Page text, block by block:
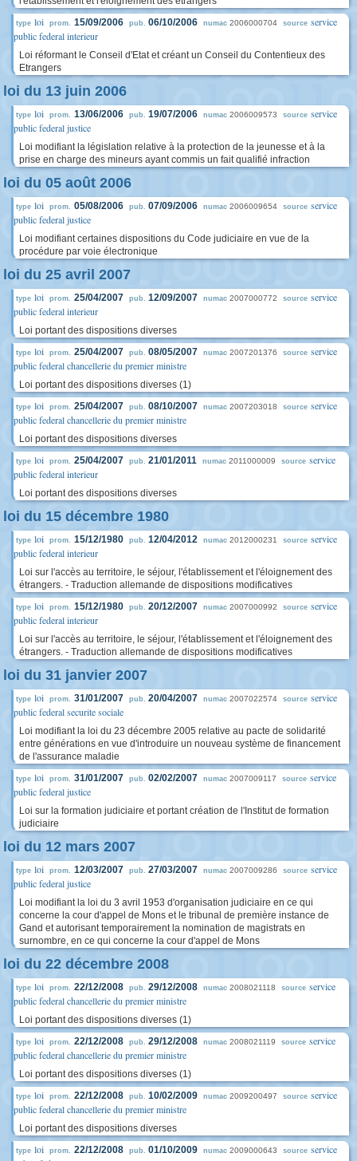
type loi prom. 15/09/2006 pub. 06/10/2006 numac 2006000704 source service
public federal interieur
Loi réformant le Conseil d'Etat et créant un Conseil du Contentieux des
Etrangers
loi du 13 juin 2006
type loi prom. 13/06/2006 pub. 19/07/2006 numac 2006009573 source service
public federal justice
Loi modifiant la législation relative à la protection de la jeunesse et à la
prise en charge des mineurs ayant commis un fait qualifié infraction
loi du 05 août 2006
type loi prom. 05/08/2006 pub. 07/09/2006 numac 2006009654 source service
public federal justice
Loi modifiant certaines dispositions du Code judiciaire en vue de la
procédure par voie électronique
loi du 25 avril 2007
type loi prom. 25/04/2007 pub. 12/09/2007 numac 2007000772 source service
public federal interieur
Loi portant des dispositions diverses
type loi prom. 25/04/2007 pub. 08/05/2007 numac 2007201376 source service
public federal chancellerie du premier ministre
Loi portant des dispositions diverses (1)
type loi prom. 25/04/2007 pub. 08/10/2007 numac 2007203018 source service
public federal chancellerie du premier ministre
Loi portant des dispositions diverses
type loi prom. 25/04/2007 pub. 21/01/2011 numac 2011000009 source service
public federal interieur
Loi portant des dispositions diverses
loi du 15 décembre 1980
type loi prom. 15/12/1980 pub. 12/04/2012 numac 2012000231 source service
public federal interieur
Loi sur l'accès au territoire, le séjour, l'établissement et l'éloignement des
étrangers. - Traduction allemande de dispositions modificatives
type loi prom. 15/12/1980 pub. 20/12/2007 numac 2007000992 source service
public federal interieur
Loi sur l'accès au territoire, le séjour, l'établissement et l'éloignement des
étrangers. - Traduction allemande de dispositions modificatives
loi du 31 janvier 2007
type loi prom. 31/01/2007 pub. 20/04/2007 numac 2007022574 source service
public federal securite sociale
Loi modifiant la loi du 23 décembre 2005 relative au pacte de solidarité
entre générations en vue d'introduire un nouveau système de financement
de l'assurance maladie
type loi prom. 31/01/2007 pub. 02/02/2007 numac 2007009117 source service
public federal justice
Loi sur la formation judiciaire et portant création de l'Institut de formation
judiciaire
loi du 12 mars 2007
type loi prom. 12/03/2007 pub. 27/03/2007 numac 2007009286 source service
public federal justice
Loi modifiant la loi du 3 avril 1953 d'organisation judiciaire en ce qui
concerne la cour d'appel de Mons et le tribunal de première instance de
Gand et autorisant temporairement la nomination de magistrats en
surnombre, en ce qui concerne la cour d'appel de Mons
loi du 22 décembre 2008
type loi prom. 22/12/2008 pub. 29/12/2008 numac 2008021118 source service
public federal chancellerie du premier ministre
Loi portant des dispositions diverses (1)
type loi prom. 22/12/2008 pub. 29/12/2008 numac 2008021119 source service
public federal chancellerie du premier ministre
Loi portant des dispositions diverses (1)
type loi prom. 22/12/2008 pub. 10/02/2009 numac 2009200497 source service
public federal chancellerie du premier ministre
Loi portant des dispositions diverses
type loi prom. 22/12/2008 pub. 01/10/2009 numac 2009000643 source service